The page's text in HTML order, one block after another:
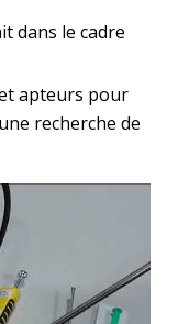
dans le cadre
apteurs pour
recherche de